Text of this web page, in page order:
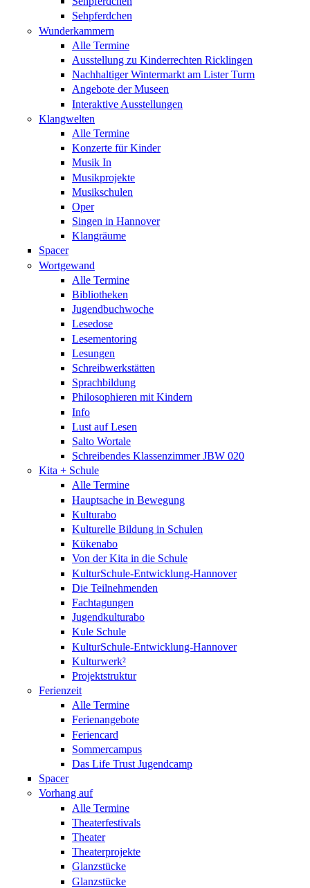
Sehpferdchen
Wunderkammern
Alle Termine
Ausstellung zu Kinderrechten Ricklingen
Nachhaltiger Wintermarkt am Lister Turm
Angebote der Museen
Interaktive Ausstellungen
Klangwelten
Alle Termine
Konzerte für Kinder
Musik In
Musikprojekte
Musikschulen
Oper
Singen in Hannover
Klangräume
Spacer
Wortgewand
Alle Termine
Bibliotheken
Jugendbuchwoche
Lesedose
Lesementoring
Lesungen
Schreibwerkstätten
Sprachbildung
Philosophieren mit Kindern
Info
Lust auf Lesen
Salto Wortale
Schreibendes Klassenzimmer JBW 020
Kita + Schule
Alle Termine
Hauptsache in Bewegung
Kulturabo
Kulturelle Bildung in Schulen
Kükenabo
Von der Kita in die Schule
KulturSchule-Entwicklung-Hannover
Die Teilnehmenden
Fachtagungen
Jugendkulturabo
Kule Schule
KulturSchule-Entwicklung-Hannover
Kulturwerk²
Projektstruktur
Ferienzeit
Alle Termine
Ferienangebote
Feriencard
Sommercampus
Das Life Trust Jugendcamp
Spacer
Vorhang auf
Alle Termine
Theaterfestivals
Theater
Theaterprojekte
Glanzstücke
Glanzstücke